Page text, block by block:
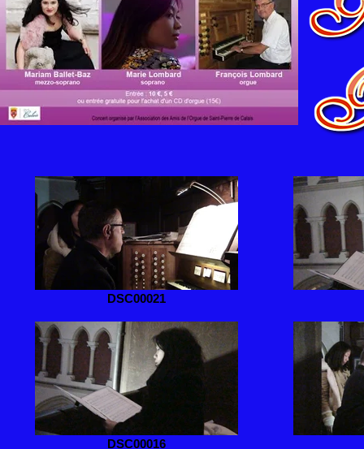
DSC00021
DSC00016